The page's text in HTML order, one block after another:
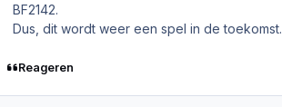
BF2142.
Dus, dit wordt weer een spel in de toekomst.
Reageren